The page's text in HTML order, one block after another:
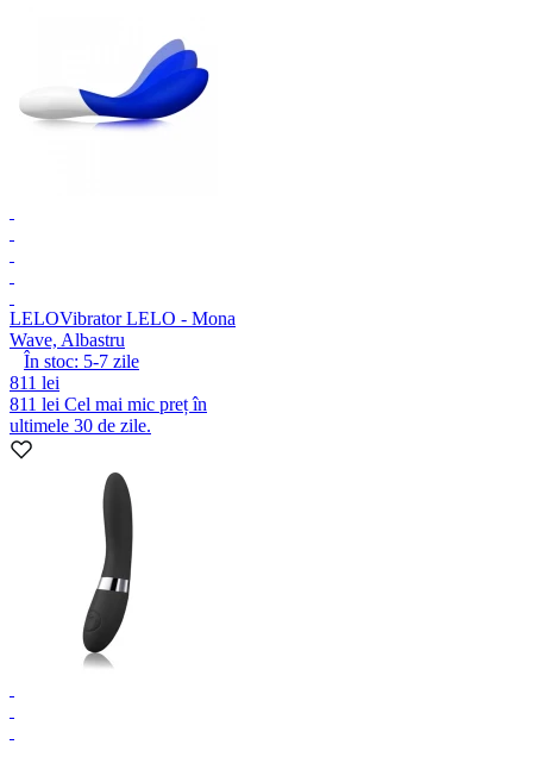
LELOVibrator LELO - Mona
Wave, Albastru
În stoc: 5-7 zile
811 lei
811 lei Cel mai mic preț în
ultimele 30 de zile.